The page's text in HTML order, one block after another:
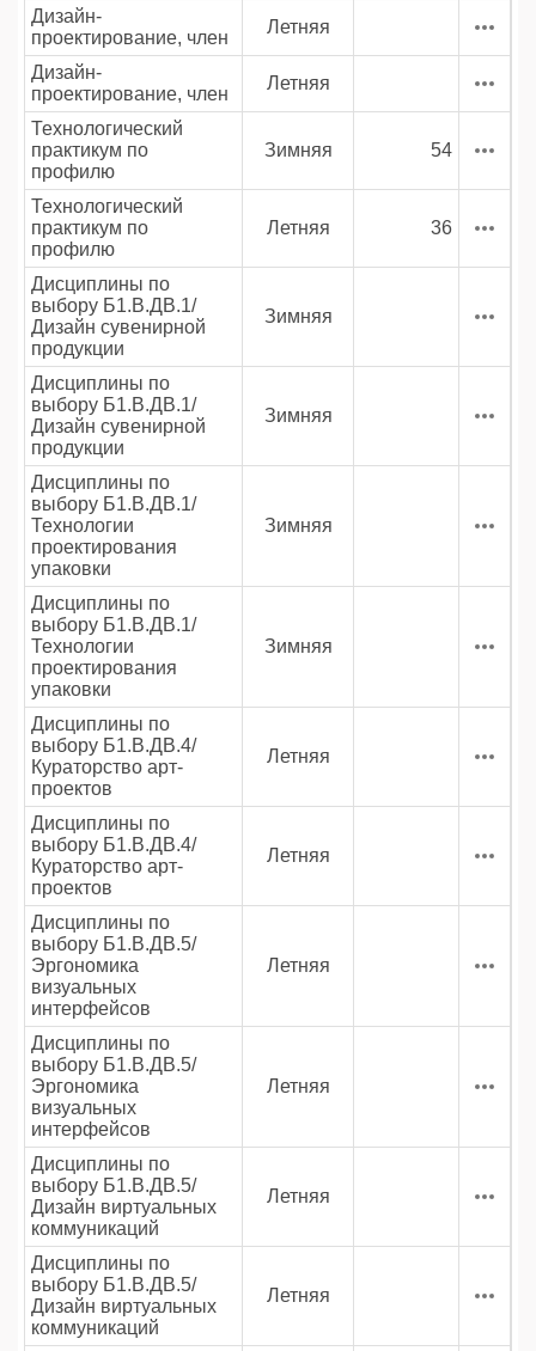
Дизайн-
проектирование, член
Летняя
Дизайн-
проектирование, член
Летняя
Технологический
практикум по
профилю
Зимняя 54
Технологический
практикум по
профилю
Летняя 36
Дисциплины по
выбору Б1.В.ДВ.1/
Дизайн сувенирной
продукции
Зимняя
Дисциплины по
выбору Б1.В.ДВ.1/
Дизайн сувенирной
продукции
Зимняя
Дисциплины по
выбору Б1.В.ДВ.1/
Технологии
проектирования
упаковки
Зимняя
Дисциплины по
выбору Б1.В.ДВ.1/
Технологии
проектирования
упаковки
Зимняя
Дисциплины по
выбору Б1.В.ДВ.4/
Кураторство арт-
проектов
Летняя
Дисциплины по
выбору Б1.В.ДВ.4/
Кураторство арт-
проектов
Летняя
Дисциплины по
выбору Б1.В.ДВ.5/
Эргономика
визуальных
интерфейсов
Летняя
Дисциплины по
выбору Б1.В.ДВ.5/
Эргономика
визуальных
интерфейсов
Летняя
Дисциплины по
выбору Б1.В.ДВ.5/
Дизайн виртуальных
коммуникаций
Летняя
Дисциплины по
выбору Б1.В.ДВ.5/
Дизайн виртуальных
коммуникаций
Летняя